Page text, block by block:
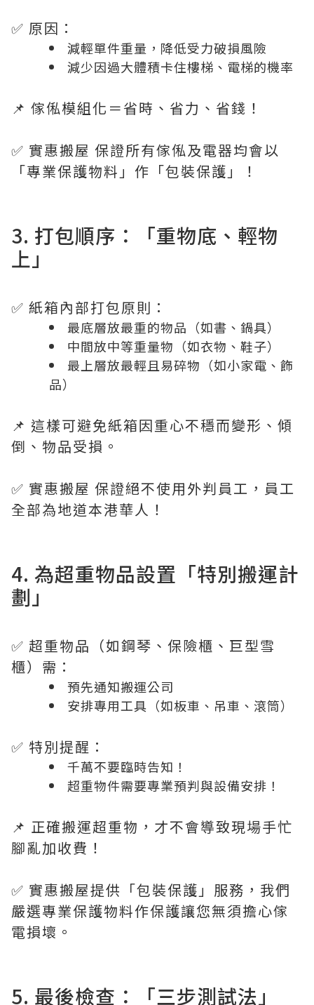
✅ 原因：
減輕單件重量，降低受力破損風險
減少因過大體積卡住樓梯、電梯的機率
📌 傢俬模組化＝省時、省力、省錢！
✅ 實惠搬屋 保證所有傢俬及電器均會以
「專業保護物料」作「包裝保護」！
3. 打包順序：「重物底、輕物
上」
✅ 紙箱內部打包原則：
最底層放最重的物品（如書、鍋具）
中間放中等重量物（如衣物、鞋子）
最上層放最輕且易碎物（如小家電、飾
品）
📌 這樣可避免紙箱因重心不穩而變形、傾
倒、物品受損。
✅ 實惠搬屋 保證絕不使用外判員工，員工
全部為地道本港華人！
4. 為超重物品設置「特別搬運計
劃」
✅ 超重物品（如鋼琴、保險櫃、巨型雪
櫃）需：
預先通知搬運公司
安排專用工具（如板車、吊車、滾筒）
✅ 特別提醒：
千萬不要臨時告知！
超重物件需要專業預判與設備安排！
📌 正確搬運超重物，才不會導致現場手忙
腳亂加收費！
✅ 實惠搬屋提供「包裝保護」服務，我們
嚴選專業保護物料作保護讓您無須擔心傢
電損壞。
5. 最後檢查：「三步測試法」